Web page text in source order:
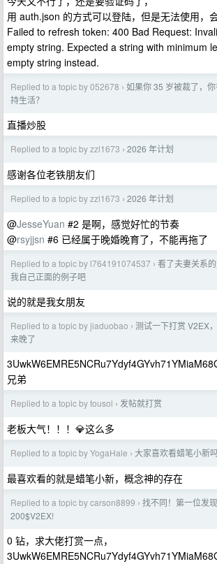
用 auth.json 的方式可以登陆，但是无法使用，
Failed to refresh token: 400 Bad Request:
empty string. Expected a string with minimum
empty string instead.
Replied to a topic by 052678 › 如果你 35 岁被裁了，
持生活？
直播炒股
Replied to a topic by zzl1673 › 2026 年计划
感谢各位老铁朋友们
Replied to a topic by zzl1673 › 2026 年计划
@JesseYuan #2 是啊，感觉好忙的节奏
@rsyjjsn #6 已经属于晚婚晚育了，不能再拖了
Replied to a topic by l764191074537 › 看了夫妻关系
我自己正面的例子吧
说的就是我女朋友
Replied to a topic by jiaduobao › 测试一下打赏 V2EX
来晚了
兄弟
Replied to a topic by tousol › 发帖就打赏
老板大气！！！💎这么多
Replied to a topic by YogaHale › 大家喜欢看蜡笔小新吗
最喜欢看的就是蜡笔小新，概念神的存在
Replied to a topic by carson8899 › 找不同！第一位发
200$V2EX!
0 钻，求大佬打赏一点，